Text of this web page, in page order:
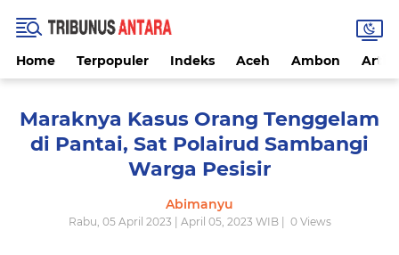
Home Terpopuler Indeks Aceh Ambon
Maraknya Kasus Orang Tenggelam
di Pantai, Sat Polairud Sambangi
Warga Pesisir
Abimanyu
Rabu, 05 April 2023 | April 05, 2023 WIB | 0Views